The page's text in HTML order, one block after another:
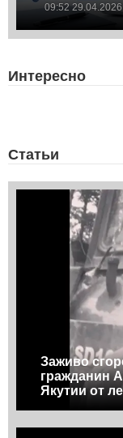
09:52 29.04.2026
Интересно
Статьи
Заживо
гражданин
Якутии от